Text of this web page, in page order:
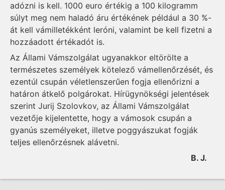
adózni is kell. 1000 euro értékig a 100 kilogramm
súlyt meg nem haladó áru értékének például a 30 %-
át kell vámilletékként leróni, valamint be kell fizetni a
hozzáadott értékadót is.
Az Állami Vámszolgálat ugyanakkor eltörölte a
természetes személyek kötelező vámellenőrzését, és
ezentúl csupán véletlenszerűen fogja ellenőrizni a
határon átkelő polgárokat. Hírügynökségi jelentések
szerint Jurij Szolovkov, az Állami Vámszolgálat
vezetője kijelentette, hogy a vámosok csupán a
gyanús személyeket, illetve poggyászukat fogják
teljes ellenőrzésnek alávetni.
B. J.